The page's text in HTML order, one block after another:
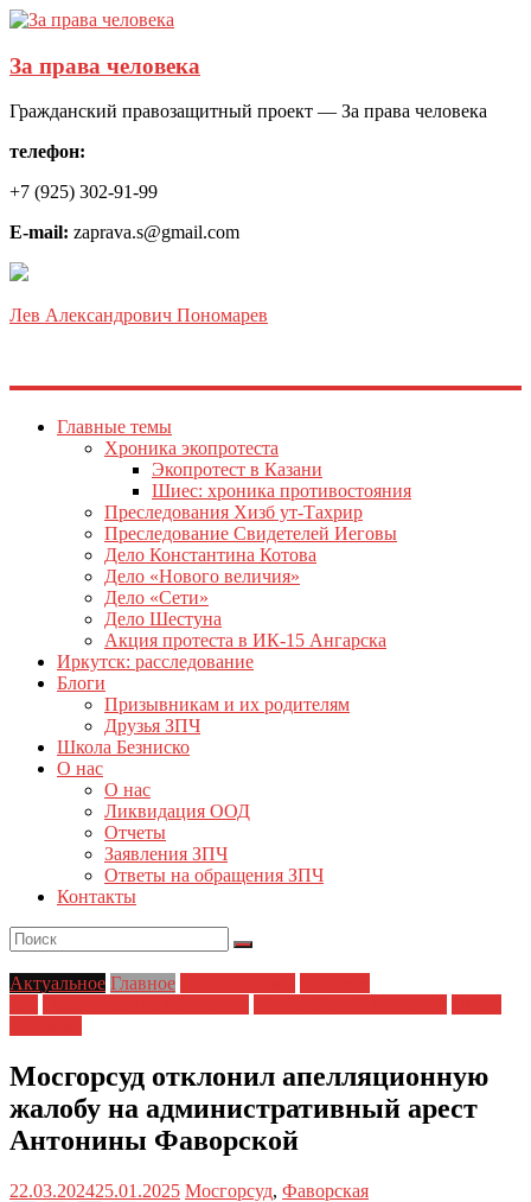
За права человека
Гражданский правозащитный проект — За права человека
телефон:
+7 (925) 302-91-99
E-mail: zaprava.s@gmail.com
Лев Александрович Пономарев
Главные темы
Хроника экопротеста
Экопротест в Казани
Шиес: хроника противостояния
Преследования Хизб ут-Тахрир
Преследование Свидетелей Иеговы
Дело Константина Котова
Дело «Нового величия»
Дело «Сети»
Дело Шестуна
Акция протеста в ИК-15 Ангарска
Иркутск: расследование
Блоги
Призывникам и их родителям
Друзья ЗПЧ
Школа Безниско
О нас
О нас
Ликвидация ООД
Отчеты
Заявления ЗПЧ
Ответы на обращения ЗПЧ
Контакты
Актуальное Главное
Мосгорсуд отклонил апелляционную
жалобу на административный арест
Антонины Фаворской
22.03.202425.01.2025 Мосгорсуд, Фаворская